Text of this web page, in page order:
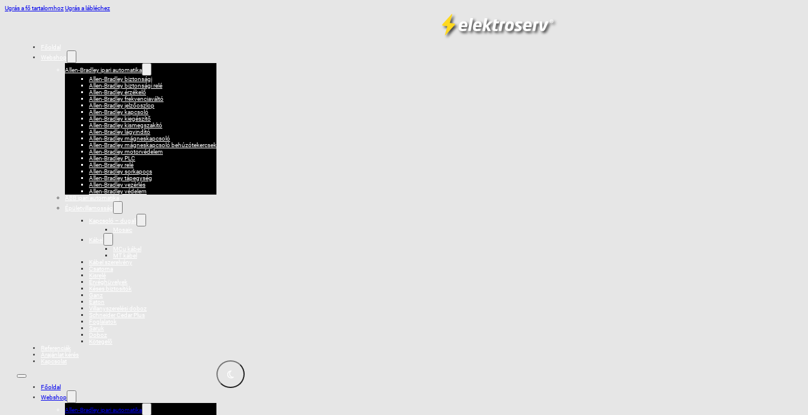
Ugrás a fő tartalomhozUgrás a lábléchez
Főoldal
Webshop
Allen-Bradley ipari automatika
Allen-Bradley biztonsági
Allen-Bradley biztonsági relé
Allen-Bradley érzékelő
Allen-Bradley frekvenciaváltó
Allen-Bradley jelzőoszlop
Allen-Bradley kapcsoló
Allen-Bradley kiegészítő
Allen-Bradley kismegszakító
Allen-Bradley lágyindító
Allen-Bradley mágneskapcsoló
Allen-Bradley mágneskapcsoló behúzótekercsek
Allen-Bradley motorvédelem
Allen-Bradley PLC
Allen-Bradley relé
Allen-Bradley sorkapocs
Allen-Bradley tápegység
Allen-Bradley vezérlés
Allen-Bradley védelem
ABB ipari automatika
Épületvillamosság
Kapcsoló – dugalj
Mosaic
Kábel
MCu kábel
MT kábel
Kábel szerelvény
Csatorna
Kisrelé
Érvéghüvelyek
Késes biztosítók
Ganz
Eaton
Villanyszerelési doboz
Schneider Cedar Plus
Foglalatok
Saruk
Doboz
Kötegelõ
Referenciák
Árajánlat kérés
Kapcsolat
Főoldal
Webshop
Allen-Bradley ipari automatika